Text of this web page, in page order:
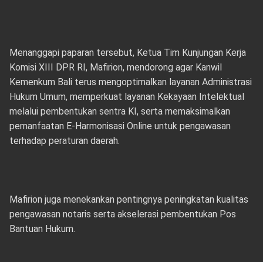
Menanggapi paparan tersebut, Ketua Tim Kunjungan Kerja
Komisi XIII DPR RI, Mafirion, mendorong agar Kanwil
Kemenkum Bali terus mengoptimalkan layanan Administrasi
Hukum Umum, memperkuat layanan Kekayaan Intelektual
melalui pembentukan sentra KI, serta memaksimalkan
pemanfaatan E-Harmonisasi Online untuk pengawasan
terhadap peraturan daerah.
Mafirion juga menekankan pentingnya peningkatan kualitas
pengawasan notaris serta akselerasi pembentukan Pos
Bantuan Hukum.